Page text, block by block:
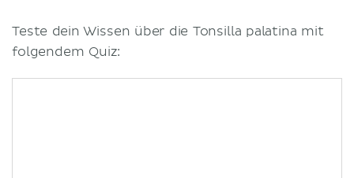
Teste dein Wissen über die Tonsilla palatina mit
folgendem Quiz: